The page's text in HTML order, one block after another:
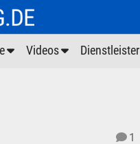
Videos Dienstleister
1